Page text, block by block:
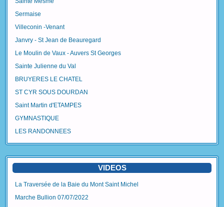
Sermaise
Villeconin -Venant
Janvry - St Jean de Beauregard
Le Moulin de Vaux - Auvers St Georges
Sainte Julienne du Val
BRUYERES LE CHATEL
ST CYR SOUS DOURDAN
Saint Martin d'ETAMPES
GYMNASTIQUE
LES RANDONNEES
VIDEOS
La Traversée de la Baie du Mont Saint Michel
Marche Bullion 07/07/2022